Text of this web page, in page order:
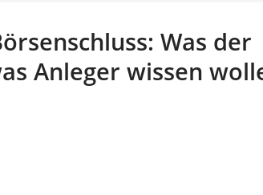
Was der
Anleger wissen